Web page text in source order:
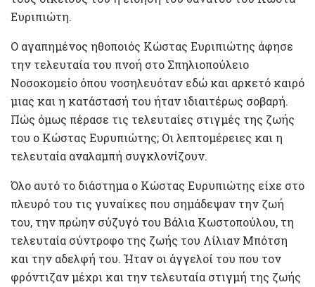
Ευριπιώτη.
Ο αγαπημένος ηθοποιός Κώστας Ευριπιώτης άφησε
την τελευταία του πνοή στο Σπηλιοπούλειο
Νοσοκομείο όπου νοσηλευόταν εδώ και αρκετό καιρό
μιας και η κατάστασή του ήταν ιδιαιτέρως σοβαρή.
Πώς όμως πέρασε τις τελευταίες στιγμές της ζωής
του ο Κώστας Ευρυπιώτης; Οι λεπτομέρειες και η
τελευταία αναλαμπή συγκλονίζουν.
Όλο αυτό το διάστημα ο Κώστας Ευρυπιώτης είχε στο
πλευρό του τις γυναίκες που σημάδεψαν την ζωή
του, την πρώην σύζυγό του Βάλια Κωστοπούλου, τη
τελευταία σύντροφο της ζωής του Λίλιαν Μπότση
και την αδελφή του. Ήταν οι άγγελοί του που τον
φρόντιζαν μέχρι και την τελευταία στιγμή της ζωής